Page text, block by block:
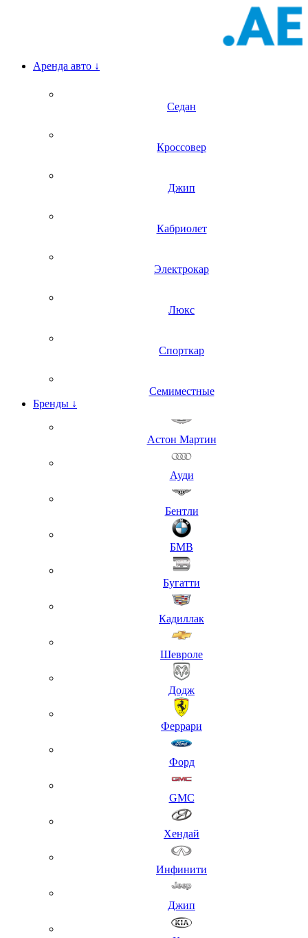
Аренда авто ↓
Седан
Кроссовер
Джип
Кабриолет
Электрокар
Люкс
Спорткар
Семиместные
Бренды ↓
Астон Мартин
Ауди
Бентли
БМВ
Бугатти
Кадиллак
Шевроле
Додж
Феррари
Форд
GMC
Хендай
Инфинити
Джип